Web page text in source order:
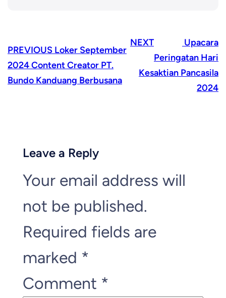
PREVIOUS Loker September
2024 Content Creator PT.
Bundo Kanduang Berbusana
NEXT
Upacara
Peringatan Hari
Kesaktian Pancasila
2024
Leave a Reply
Your email address will
not be published.
Required fields are
marked *
Comment *